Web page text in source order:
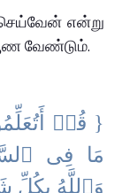
என்று
வேண்டும்.
{ قُلۡ
مَا فِی
وَٱللَّهُ